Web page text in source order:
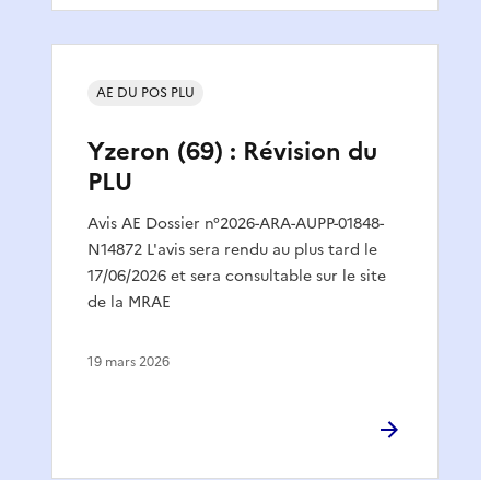
Yzeron (69) : Révision du
PLU
Avis AE Dossier n°2026-ARA-AUPP-01848-
N14872 L'avis sera rendu au plus tard le
17/06/2026 et sera consultable sur le site
de la MRAE
AE DU POS PLU
19 mars 2026